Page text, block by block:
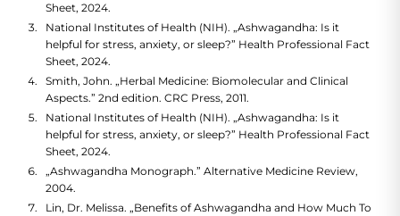
Sheet, 2024.
National Institutes of Health (NIH). „Ashwagandha: Is it
helpful for stress, anxiety, or sleep?” Health Professional Fact
Sheet, 2024.
Smith, John. „Herbal Medicine: Biomolecular and Clinical
Aspects.” 2nd edition. CRC Press, 2011.
National Institutes of Health (NIH). „Ashwagandha: Is it
helpful for stress, anxiety, or sleep?” Health Professional Fact
Sheet, 2024.
„Ashwagandha Monograph.” Alternative Medicine Review,
2004.
Lin, Dr. Melissa. „Benefits of Ashwagandha and How Much To